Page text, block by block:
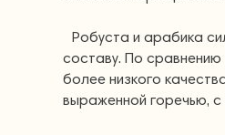
Робуста и арабика
составу. По
более низкого
выраженной горечью,